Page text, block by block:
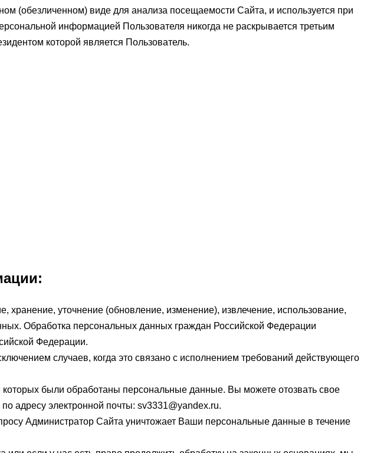
(обезличенном) виде для анализа посещаемости Сайта, и используется при
информацией Пользователя никогда не раскрывается третьим
которой является Пользователь.
хранение, уточнение (обновление, изменение), извлечение, использование,
Обработка персональных данных граждан Российской Федерации
Федерации.
случаев, когда это связано с исполнением требований действующего
были обработаны персональные данные. Вы можете отозвать свое
адресу электронной почты: sv3331@yandex.ru.
Администратор Сайта уничтожает Ваши персональные данные в течение